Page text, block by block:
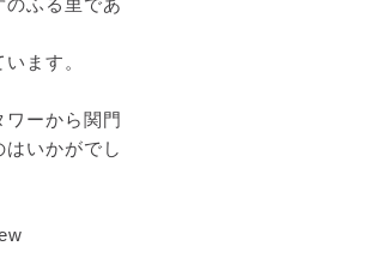
ふる里であ
ます。
ーから関門
いかがでし